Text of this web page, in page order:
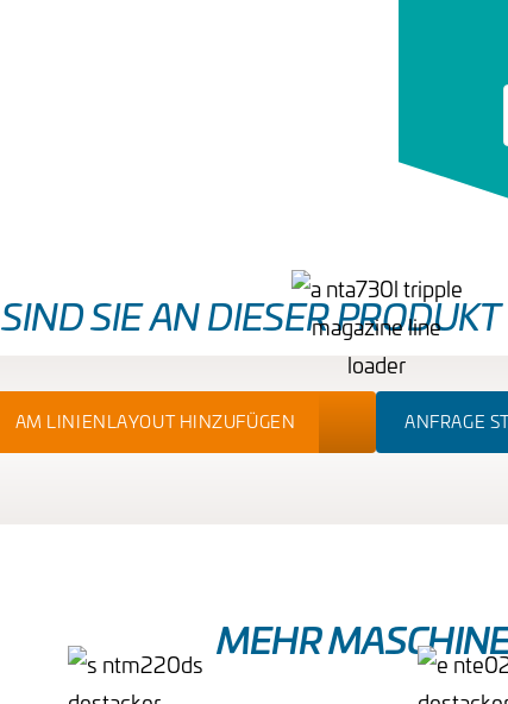
SIND SIE AN DIESER PRODUKT
AM LINIENLAYOUT HINZUFÜGEN ANFRAGE
MEHR